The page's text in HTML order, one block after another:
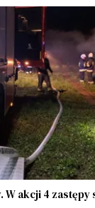
W akcji 4